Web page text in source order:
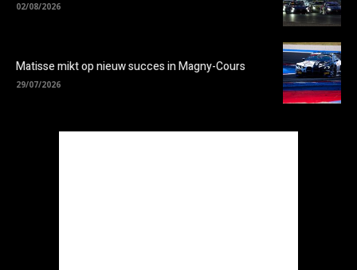
02/08/2026
Matisse mikt op nieuw succes in Magny-Cours
29/07/2026